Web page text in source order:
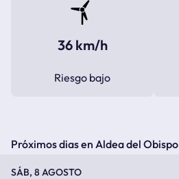
36 km/h
Riesgo bajo
Próximos dias en Aldea del Obispo
SÁB, 8 AGOSTO